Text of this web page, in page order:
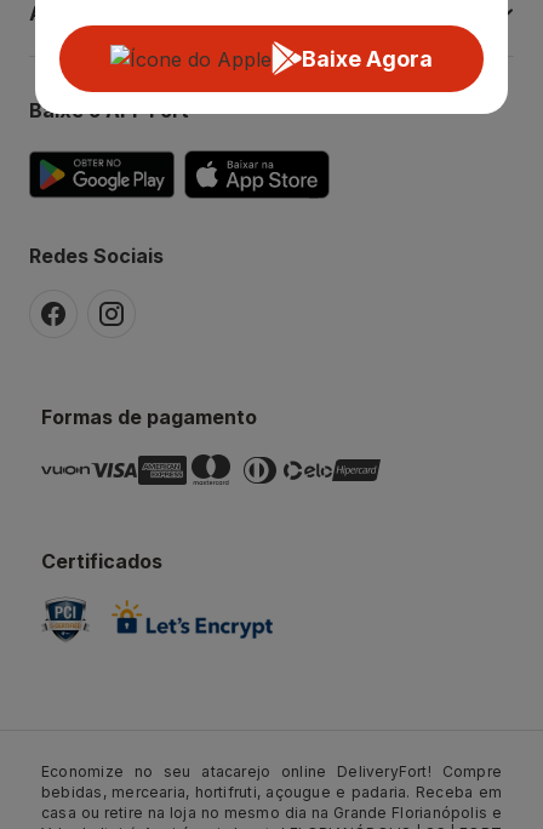
Baixe Agora
Atendimento
Baixe o APP Fort
Redes Sociais
Formas de pagamento
Certificados
Economize no seu atacarejo online DeliveryFort! Compre
bebidas, mercearia, hortifruti, açougue e padaria. Receba em
casa ou retire na loja no mesmo dia na Grande Florianópolis e